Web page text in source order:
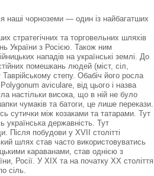
наші чорноземи — один із найбагатших
стратегічних та торговельних шляхів
України з Росією. Також ним
нападів на українські землі. До
помешкань людей (міст, сіл,
степу. Обабіч його росла
aviculare, від цього і назва
настільки висока, що в ній не було
чумаків та батоги, це лише перекази.
сутички між козаками та татарами. Тут
українська державність. Тут
Після побудови у XVII столітті
шлях став часто використовуватись
караванами, став однією з
Росії. У ХІХ та на початку ХХ століття
сіль.